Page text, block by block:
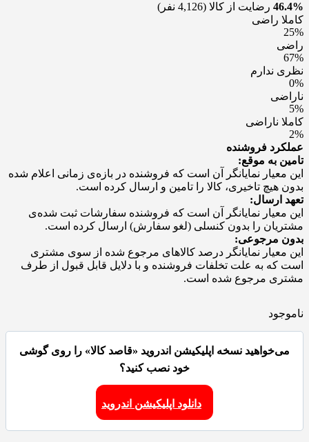
46.4% رضایت از کالا (4,126 نفر)
کاملا راضی
25%
راضی
67%
نظری ندارم
0%
ناراضی
5%
کاملا ناراضی
2%
عملکرد فروشنده
تامین به موقع:
این معیار نمایانگر آن است که فروشنده در بازه‌ی زمانی اعلام شده
بدون هیچ تاخیری، کالا را تامین و ارسال کرده است.
تعهد ارسال:
این معیار نمایانگر آن است که فروشنده سفارشات ثبت شده‌ی
مشتریان را بدون کنسلی (لغو سفارش) ارسال کرده است.
بدون مرجوعی:
این معیار نمایانگر درصد کالاهای مرجوع شده از سوی مشتری
است که به علت تخلفات فروشنده و با دلایل قابل قبول از طرف
مشتری مرجوع شده است.
ناموجود
می‌خواهید نسخه اپلیکیشن اندروید «قاصد کالا» را روی گوشی
خود نصب کنید؟
دانلود اپلیکیشن اندروید